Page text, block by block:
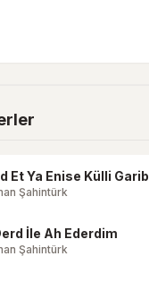
Et Ya Enise Külli Garib
Şahintürk
İle Ah Ederdim
Şahintürk